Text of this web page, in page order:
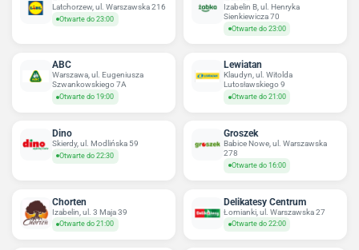
Latchorzew, ul. Warszawska 216
Otwarte do 23:00
Izabelin B, ul. Henryka
Sienkiewicza 70
Otwarte do 23:00
ABC
Warszawa, ul. Eugeniusza
Szwankowskiego 7A
Otwarte do 19:00
Lewiatan
Klaudyn, ul. Witolda
Lutosławskiego 9
Otwarte do 21:00
Dino
Skierdy, ul. Modlińska 59
Otwarte do 22:30
Groszek
Babice Nowe, ul. Warszawska
278
Otwarte do 16:00
Chorten
Izabelin, ul. 3 Maja 39
Otwarte do 21:00
Delikatesy Centrum
Łomianki, ul. Warszawska 27
Otwarte do 22:00